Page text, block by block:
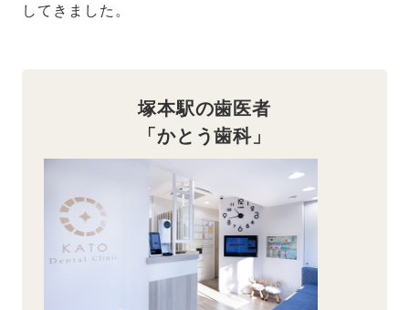
してきました。
塚本駅の歯医者
「かとう歯科」